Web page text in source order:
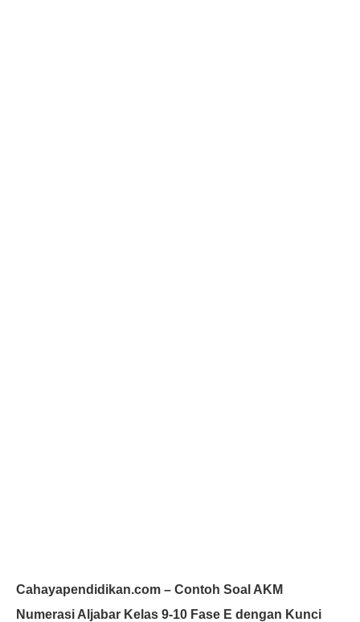
Cahayapendidikan.com – Contoh Soal AKM
Numerasi Aljabar Kelas 9-10 Fase E dengan Kunci